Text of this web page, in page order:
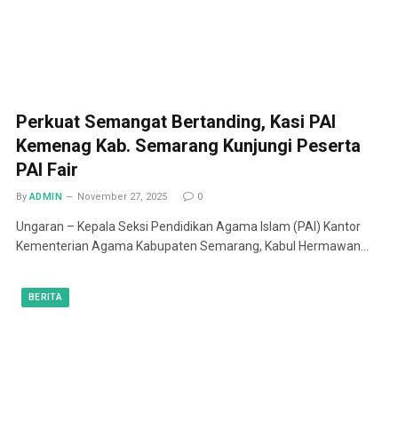
Perkuat Semangat Bertanding, Kasi PAI
Kemenag Kab. Semarang Kunjungi Peserta
PAI Fair
By ADMIN November 27, 2025 0
Ungaran – Kepala Seksi Pendidikan Agama Islam (PAI) Kantor
Kementerian Agama Kabupaten Semarang, Kabul Hermawan…
BERITA